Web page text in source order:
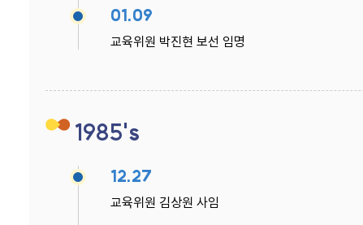
01.09
교육위원 박진현 보선 임명
1985's
12.27
교육위원 김상원 사임